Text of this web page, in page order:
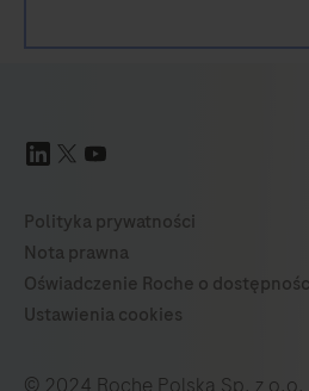
© 2024 Roche Polska Sp. z o.o.